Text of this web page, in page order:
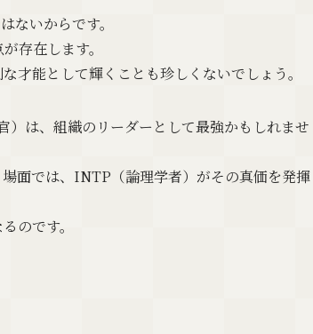
いからです。
存在します。
才能として輝くことも珍しくないでしょう。
は、組織のリーダーとして最強かもしれませ
面では、INTP（論理学者）がその真価を発揮
のです。